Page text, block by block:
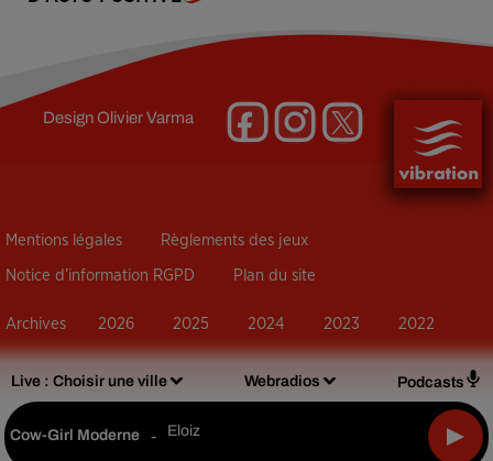
Live : Choisir une ville Webradios Podcasts
Cow-Girl Moderne - Eloiz
DesignOlivier Varma
Mentions légales Règlements des jeux
Notice d’information RGPD Plan du site
Archives 2026 2025 2024 2023 2022